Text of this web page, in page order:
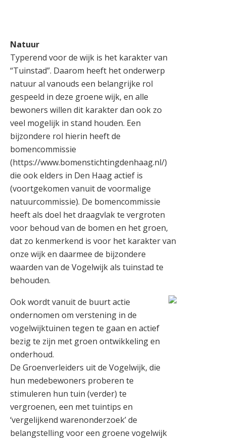
Natuur
Typerend voor de wijk is het karakter van
“Tuinstad”. Daarom heeft het onderwerp
natuur al vanouds een belangrijke rol
gespeeld in deze groene wijk, en alle
bewoners willen dit karakter dan ook zo
veel mogelijk in stand houden. Een
bijzondere rol hierin heeft de
bomencommissie
(https://www.bomenstichtingdenhaag.nl/)
die ook elders in Den Haag actief is
(voortgekomen vanuit de voormalige
natuurcommissie). De bomencommissie
heeft als doel het draagvlak te vergroten
voor behoud van de bomen en het groen,
dat zo kenmerkend is voor het karakter van
onze wijk en daarmee de bijzondere
waarden van de Vogelwijk als tuinstad te
behouden.
Ook wordt vanuit de buurt actie
ondernomen om verstening in de
vogelwijktuinen tegen te gaan en actief
bezig te zijn met groen ontwikkeling en
onderhoud.
De Groenverleiders uit de Vogelwijk, die
hun medebewoners proberen te
stimuleren hun tuin (verder) te
vergroenen, een met tuintips en
‘vergelijkend warenonderzoek’ de
belangstelling voor een groene vogelwijk